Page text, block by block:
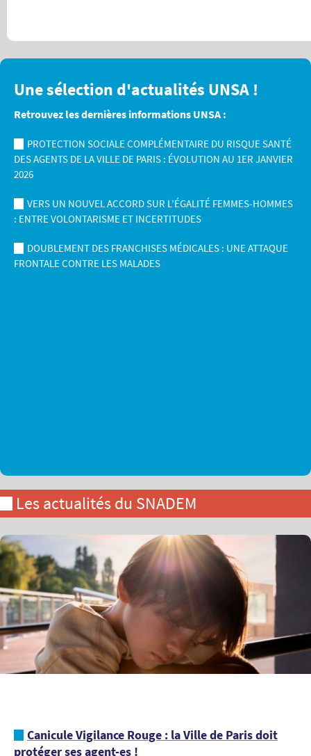
Une sélection d'actualités UNSA !
Retrouvez les dernières informations UNSA :
PROTECTION SOCIALE COMPLÉMENTAIRE DU RISQUE SANTÉ
DES AGENTS DE LA VILLE DE PARIS : ÉVOLUTION AU 1ER JANVIER
2026
VERS UN NOUVEL ACCORD SUR L’ÉGALITÉ FEMMES-HOMMES
: ENTRE VOLONTARISME ET INCERTITUDES
DOUBLEMENT DES FRANCHISES MÉDICALES : UNE ATTAQUE
FRONTALE CONTRE LES MALADES
Les actualités du SNADEM
Canicule Vigilance Rouge : la Ville de Paris doit
protéger ses agent-es !